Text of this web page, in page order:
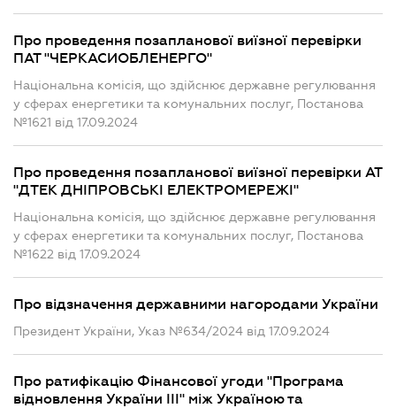
Про проведення позапланової виїзної перевірки
ПАТ "ЧЕРКАСИОБЛЕНЕРГО"
Національна комісія, що здійснює державне регулювання
у сферах енергетики та комунальних послуг, Постанова
№1621 від 17.09.2024
Про проведення позапланової виїзної перевірки АТ
"ДТЕК ДНІПРОВСЬКІ ЕЛЕКТРОМЕРЕЖІ"
Національна комісія, що здійснює державне регулювання
у сферах енергетики та комунальних послуг, Постанова
№1622 від 17.09.2024
Про відзначення державними нагородами України
Президент України, Указ №634/2024 від 17.09.2024
Про ратифікацію Фінансової угоди "Програма
відновлення України III" між Україною та